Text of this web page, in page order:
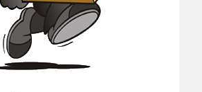
IHR
BAU /
VON